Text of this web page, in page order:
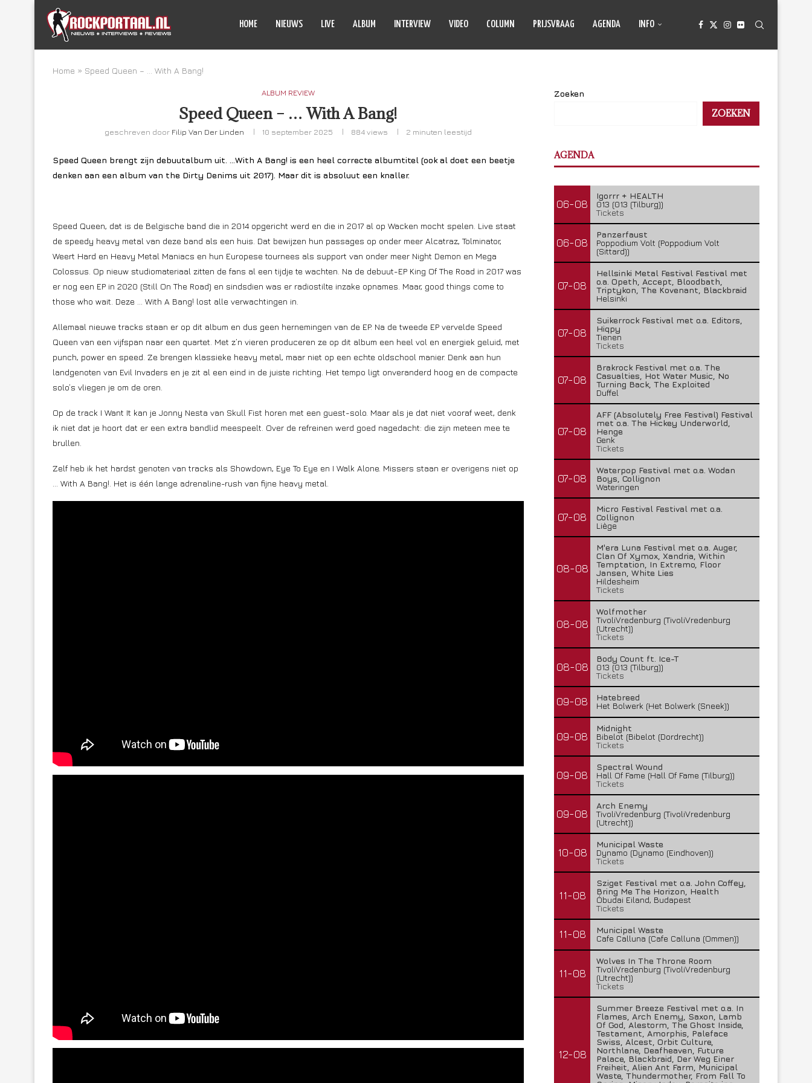
HOME NIEUWS LIVE ALBUM INTERVIEW VIDEO COLUMN PRIJSVRAAG AGENDA INFO
Home » Speed Queen – … With A Bang!
ALBUM REVIEW
Speed Queen – … With A Bang!
geschreven door Filip Van Der Linden 10 september 2025 884views 2 minuten leestijd
Speed Queen brengt zijn debuutalbum uit. …With A Bang! is een heel correcte albumtitel (ook al doet een beetje
denken aan een album van the Dirty Denims uit 2017). Maar dit is absoluut een knaller.
Speed Queen, dat is de Belgische band die in 2014 opgericht werd en die in 2017 al op Wacken mocht spelen. Live staat
de speedy heavy metal van deze band als een huis. Dat bewijzen hun passages op onder meer Alcatraz, Tolminator,
Weert Hard en Heavy Metal Maniacs en hun Europese tournees als support van onder meer Night Demon en Mega
Colossus. Op nieuw studiomateriaal zitten de fans al een tijdje te wachten. Na de debuut-EP King Of The Road in 2017 was
er nog een EP in 2020 (Still On The Road) en sindsdien was er radiostilte inzake opnames. Maar, good things come to
those who wait. Deze … With A Bang! lost alle verwachtingen in.
Allemaal nieuwe tracks staan er op dit album en dus geen hernemingen van de EP. Na de tweede EP vervelde Speed
Queen van een vijfspan naar een quartet. Met z’n vieren produceren ze op dit album een heel vol en energiek geluid, met
punch, power en speed. Ze brengen klassieke heavy metal, maar niet op een echte oldschool manier. Denk aan hun
landgenoten van Evil Invaders en je zit al een eind in de juiste richting. Het tempo ligt onveranderd hoog en de compacte
solo’s vliegen je om de oren.
Op de track I Want It kan je Jonny Nesta van Skull Fist horen met een guest-solo. Maar als je dat niet vooraf weet, denk
ik niet dat je hoort dat er een extra bandlid meespeelt. Over de refreinen werd goed nagedacht: die zijn meteen mee te
brullen.
Zelf heb ik het hardst genoten van tracks als Showdown, Eye To Eye en I Walk Alone. Missers staan er overigens niet op
… With A Bang!. Het is één lange adrenaline-rush van fijne heavy metal.
Zoeken
ZOEKEN
AGENDA
06-08
Igorrr + HEALTH
013 (013 (Tilburg))
Tickets
06-08
Panzerfaust
Poppodium Volt (Poppodium Volt
(Sittard))
07-08
Hellsinki Metal Festival Festival met
o.a. Opeth, Accept, Bloodbath,
Triptykon, The Kovenant, Blackbraid
Helsinki
07-08
Suikerrock Festival met o.a. Editors,
Hiqpy
Tienen
Tickets
07-08
Brakrock Festival met o.a. The
Casualties, Hot Water Music, No
Turning Back, The Exploited
Duffel
07-08
AFF (Absolutely Free Festival) Festival
met o.a. The Hickey Underworld,
Henge
Genk
Tickets
07-08
Waterpop Festival met o.a. Wodan
Boys, Collignon
Wateringen
07-08
Micro Festival Festival met o.a.
Collignon
Liège
08-08
M'era Luna Festival met o.a. Auger,
Clan Of Xymox, Xandria, Within
Temptation, In Extremo, Floor
Jansen, White Lies
Hildesheim
Tickets
08-08
Wolfmother
TivoliVredenburg (TivoliVredenburg
(Utrecht))
Tickets
08-08
Body Count ft. Ice-T
013 (013 (Tilburg))
Tickets
09-08
Hatebreed
Het Bolwerk (Het Bolwerk (Sneek))
09-08
Midnight
Bibelot (Bibelot (Dordrecht))
Tickets
09-08
Spectral Wound
Hall Of Fame (Hall Of Fame (Tilburg))
Tickets
09-08
Arch Enemy
TivoliVredenburg (TivoliVredenburg
(Utrecht))
10-08
Municipal Waste
Dynamo (Dynamo (Eindhoven))
Tickets
11-08
Sziget Festival met o.a. John Coffey,
Bring Me The Horizon, Health
Óbudai Eiland, Budapest
Tickets
11-08
Municipal Waste
Cafe Calluna (Cafe Calluna (Ommen))
11-08
Wolves In The Throne Room
TivoliVredenburg (TivoliVredenburg
(Utrecht))
Tickets
12-08
Summer Breeze Festival met o.a. In
Flames, Arch Enemy, Saxon, Lamb
Of God, Alestorm, The Ghost Inside,
Testament, Amorphis, Paleface
Swiss, Alcest, Orbit Culture,
Northlane, Deafheaven, Future
Palace, Blackbraid, Der Weg Einer
Freiheit, Alien Ant Farm, Municipal
Waste, Thundermother, From Fall To